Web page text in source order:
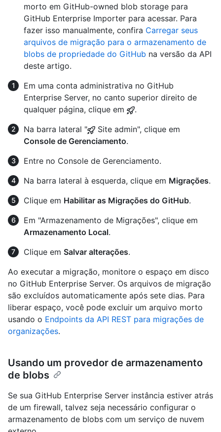
morto em GitHub-owned blob storage para
GitHub Enterprise Importer para acessar. Para
fazer isso manualmente, confira Carregar seus
arquivos de migração para o armazenamento de
blobs de propriedade do GitHub na versão da API
deste artigo.
Em uma conta administrativa no GitHub
Enterprise Server, no canto superior direito de
qualquer página, clique em
.
Na barra lateral "
Site admin", clique em
Console de Gerenciamento.
Entre no Console de Gerenciamento.
Na barra lateral à esquerda, clique em Migrações.
Clique em Habilitar as Migrações do GitHub.
Em "Armazenamento de Migrações", clique em
Armazenamento Local.
Clique em Salvar alterações.
Ao executar a migração, monitore o espaço em disco
no GitHub Enterprise Server. Os arquivos de migração
são excluídos automaticamente após sete dias. Para
liberar espaço, você pode excluir um arquivo morto
usando o Endpoints da API REST para migrações de
organizações.
Usando um provedor de armazenamento
de blobs
Se sua GitHub Enterprise Server instância estiver atrás
de um firewall, talvez seja necessário configurar o
armazenamento de blobs com um serviço de nuvem